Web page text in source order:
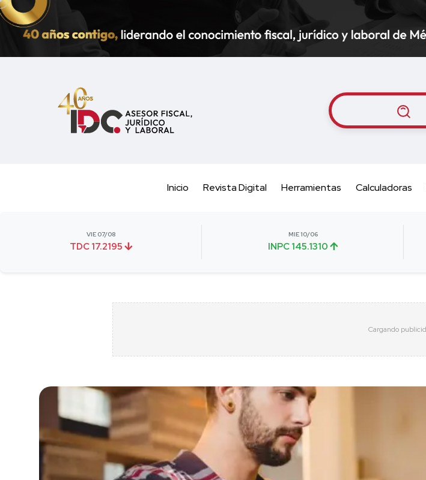
Inicio Revista Digital Herramientas Calculadoras
VIE 07/08
TDC 17.2195
MIE 10/06
INPC 145.1310